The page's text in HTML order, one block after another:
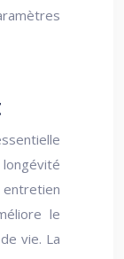
le
vie. La